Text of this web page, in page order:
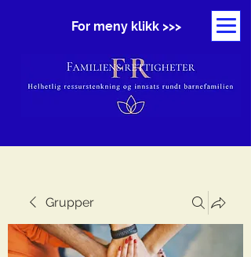
For meny klikk >>>
Grupper